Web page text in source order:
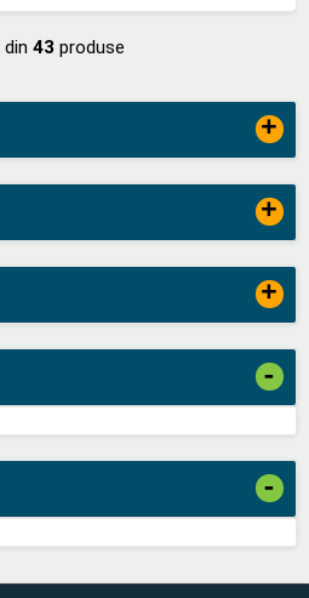
+
+
+
-
-
din 43 produse